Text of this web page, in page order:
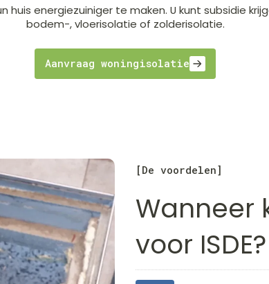
huis energiezuiniger te maken. U kunt subsidie
bodem-, vloerisolatie of zolderisolatie.
Aanvraag woningisolatie
[De voordelen]
Wanneer
voor ISDE?